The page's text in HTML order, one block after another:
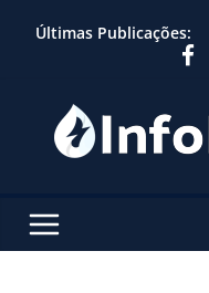
Últimas Publicações: